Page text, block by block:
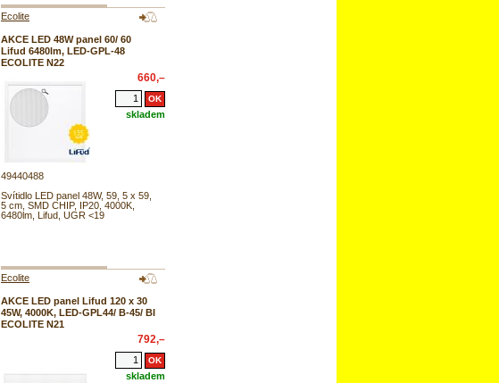
Ecolite
AKCE LED 48W panel 60/ 60
Lifud 6480lm, LED-GPL-48
ECOLITE N22
660,–
skladem
49440488
Svítidlo LED panel 48W, 59, 5 x 59,
5 cm, SMD CHIP, IP20, 4000K,
6480lm, Lifud, UGR <19
Ecolite
AKCE LED panel Lifud 120 x 30
45W, 4000K, LED-GPL44/ B-45/ BI
ECOLITE N21
792,–
skladem